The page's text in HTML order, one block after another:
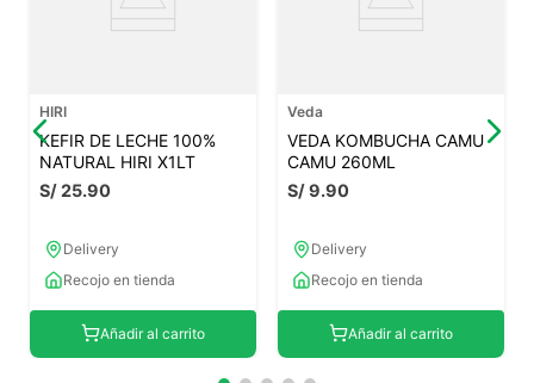
HIRI
KEFIR DE LECHE 100%
NATURAL HIRI X1LT
S/25.90
Delivery
Recojo en tienda
Añadir al carrito
Veda
VEDA KOMBUCHA CAMU
CAMU 260ML
S/9.90
Delivery
Recojo en tienda
Añadir al carrito